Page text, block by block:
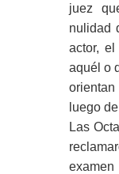
juez
nulidad
actor,
aquél o
luego
Las